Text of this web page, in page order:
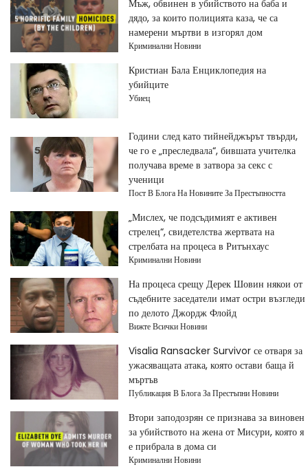
Мъж, обвинен в убийството на баба и
дядо, за които полицията каза, че са
намерени мъртви в изгорял дом
Криминални Новини
Кристиан Бала Енциклопедия на
убийците
Убиец
Години след като тийнейджърът твърди,
че го е „преследвала“, бившата учителка
получава време в затвора за секс с
ученици
Пост В Блога На Новините За Престъпността
„Мислех, че подсъдимият е активен
стрелец“, свидетелства жертвата на
стрелбата на процеса в Ритънхаус
Криминални Новини
На процеса срещу Дерек Шовин някои от
съдебните заседатели имат остри възгледи
по делото Джордж Флойд
Вижте Всички Новини
Visalia Ransacker Survivor се отваря за
ужасяващата атака, която остави баща й
мъртъв
Публикация В Блога За Престъпни Новини
Втори заподозрян се признава за виновен
за убийството на жена от Мисури, която я
е прибрала в дома си
Криминални Новини